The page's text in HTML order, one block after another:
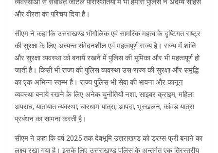
व्यवस्थाओं से संबंधित जटिल परिस्थितियों में भी हमारी पुलिस ने अदम्य साहस
और वीरता का परिचय दिया है।
सीएम ने कहा कि उत्तराखण्ड भौगोलिक एवं सामरिक महत्व के दृष्टिगत राष्ट्र
की सुरक्षा के लिए अत्यन्त संवेदनशील एवं महत्वपूर्ण राज्य है। राज्य में शांति
और सुरक्षा व्यवस्था को बनाये रखने में पुलिस की भूमिका और भी महत्वपूर्ण हो
जाती है। किसी भी राज्य की पुलिस व्यवस्था उस राज्य की सुरक्षा और समृद्धि
का एक अभिन्न स्तम्भ है। राज्य पुलिस भी सेवा की भावना और कानून
व्यवस्था बनाये रखने के लिए अनेक चुनौतियों नशा, साइबर क्राइम, महिला
अपराध, यातायात व्यवस्था, चारधाम यात्रा, आपदा, भूस्खलन, कांवड़ यात्रा
प्रबंधन का सामना करती है।
सीएम ने कहा कि वर्ष 2025 तक देवभूमि उत्तराखण्ड को ड्रग्स फ्री बनाने का
लक्ष्य रखा गया है। इसके लिए उत्तराखण्ड पुलिस के अन्तर्गत एक त्रिस्तरीय